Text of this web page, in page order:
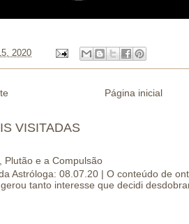
2020
Página inicial
VISITADAS
Plutão e a Compulsão
Astróloga: 08.07.20 | O conteúdo de
tanto interesse que decidi desdobrar